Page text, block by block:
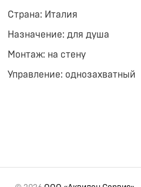
Страна: Италия
Назначение: для душа
Монтаж: на стену
Управление: однозахватный